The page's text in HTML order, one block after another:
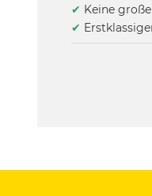
✔ Keine
✔